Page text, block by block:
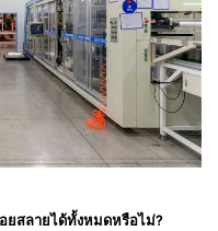
สลายได้ทั้งหมดหรือไม่?